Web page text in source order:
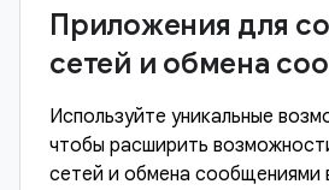
Приложения для
сетей и обмена
Используйте уникальные
чтобы расширить
сетей и обмена сообщениями